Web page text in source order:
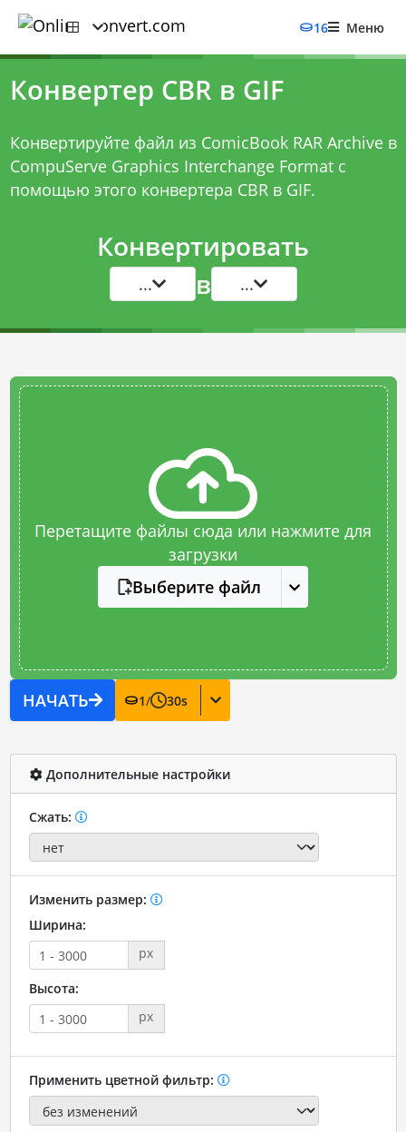
16 Меню
Конвертер CBR в GIF
Конвертируйте файл из ComicBook RAR Archive в
CompuServe Graphics Interchange Format с
помощью этого конвертера CBR в GIF.
Конвертировать
... в ...
Перетащите файлы сюда или нажмите для
загрузки
Выберите файл
НАЧАТЬ 1/ 30s
Дополнительные настройки
Сжать:
Изменить размер:
Ширина:
px
Высота:
px
Применить цветной фильтр: